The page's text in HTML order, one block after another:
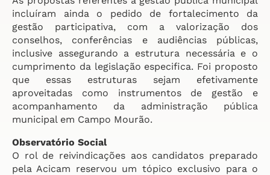
incluíram ainda o pedido de fortalecimento da
gestão participativa, com a valorização dos
conselhos, conferências e audiências públicas,
inclusive assegurando a estrutura necessária e o
cumprimento da legislação especifica. Foi proposto
que essas estruturas sejam efetivamente
aproveitadas como instrumentos de gestão e
acompanhamento da administração pública
municipal em Campo Mourão.
Observatório Social
O rol de reivindicações aos candidatos preparado
pela Acicam reservou um tópico exclusivo para o